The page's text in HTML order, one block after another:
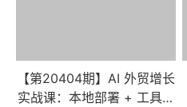
【第20404期】AI 外贸增长
实战课：本地部署 + 工具选